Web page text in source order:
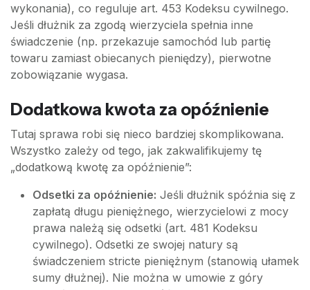
wykonania), co reguluje art. 453 Kodeksu cywilnego.
Jeśli dłużnik za zgodą wierzyciela spełnia inne
świadczenie (np. przekazuje samochód lub partię
towaru zamiast obiecanych pieniędzy), pierwotne
zobowiązanie wygasa.
Dodatkowa kwota za opóźnienie
Tutaj sprawa robi się nieco bardziej skomplikowana.
Wszystko zależy od tego, jak zakwalifikujemy tę
„dodatkową kwotę za opóźnienie”:
Odsetki za opóźnienie: Jeśli dłużnik spóźnia się z
zapłatą długu pieniężnego, wierzycielowi z mocy
prawa należą się odsetki (art. 481 Kodeksu
cywilnego). Odsetki ze swojej natury są
świadczeniem stricte pieniężnym (stanowią ułamek
sumy dłużnej). Nie można w umowie z góry